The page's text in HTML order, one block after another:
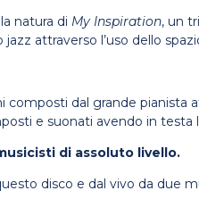
natura di My Inspiration, un
attraverso l’uso dello
composti dal grande
e suonati avendo in testa
di assoluto livello.
disco e dal vivo da due